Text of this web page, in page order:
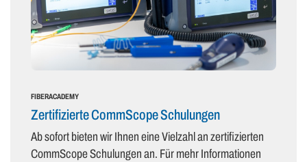
FIBERACADEMY
Zertifizierte CommScope Schulungen
Ab sofort bieten wir Ihnen eine Vielzahl an zertifizierten
CommScope Schulungen an. Für mehr Informationen